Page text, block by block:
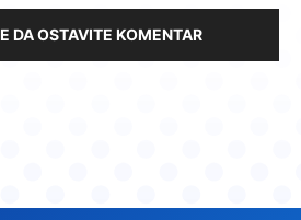
DA OSTAVITE KOMENTAR